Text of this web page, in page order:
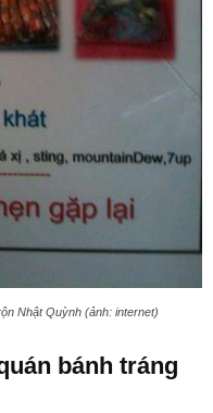
Nhật Quỳnh (ảnh: internet)
bánh tráng